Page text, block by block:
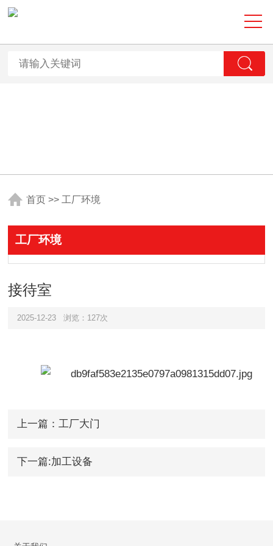
首页 >> 工厂环境
工厂环境
接待室
2025-12-23 浏览：127次
上一篇：工厂大门
下一篇:加工设备